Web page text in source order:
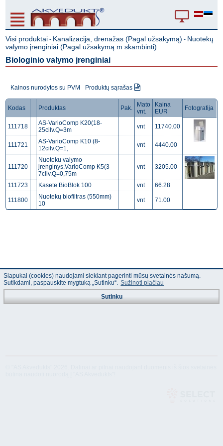
Visi produktai - Kanalizacija, drenažas (Pagal užsakymą) - Nuotekų
valymo įrenginiai (Pagal užsakymą m skambinti)
Biologinio valymo įrenginiai
Kainos nurodytos su PVM Produktų sąrašas
Kodas Produktas Pak.
Mato
vnt.
Kaina
EUR
Fotografija
111718
AS-VarioComp K20(18-
25cilv.Q=3m
vnt 11740.00
111721
AS-VarioComp K10 (8-
12cilv.Q=1,
vnt 4440.00
111720
Nuotekų valymo
įrenginys.VarioComp K5(3-
7cilv.Q=0,75m
vnt 3205.00
111723 Kasete BioBlok 100 vnt 66.28
111800
Nuotekų biofiltras (550mm)
10
vnt 71.00
Slapukai (cookies) naudojami siekiant pagerinti mūsų svetainės našumą.
Sutikdami, paspauskite mygtuką „Sutinku“. Sužinoti plačiau
Sutinku